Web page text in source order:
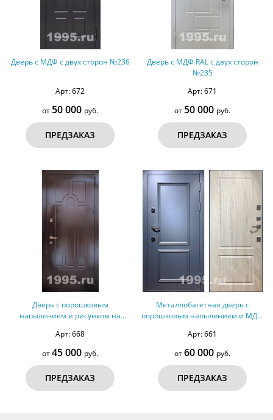
Дверь с МДФ с двух сторон №236
Арт: 672
от 50 000 руб.
ПРЕДЗАКАЗ
Дверь с МДФ RAL с двух сторон
№235
Арт: 671
от 50 000 руб.
ПРЕДЗАКАЗ
Дверь с порошковым
напылением и рисунком на
Арт: 668
от45 000 руб.
ПРЕДЗАКАЗ
Металлобагетная дверь с
порошковым напылением и МДФ
Арт: 661
от60 000 руб.
ПРЕДЗАКАЗ